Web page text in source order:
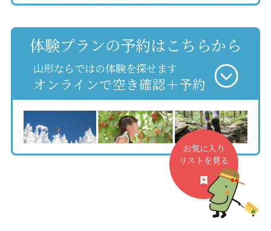
体験プランの予約はこちらから
山形ならではの体験を探せます
オンラインで空き確認＋予約
お気に入り
リストを見る